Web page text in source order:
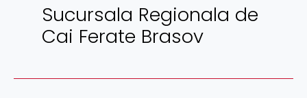
Sucursala Regionala de
Cai Ferate Brasov